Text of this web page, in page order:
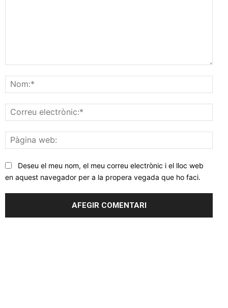
web:
Deseu el meu nom, el meu correu electrònic i el lloc web
en aquest navegador per a la propera vegada que ho faci.